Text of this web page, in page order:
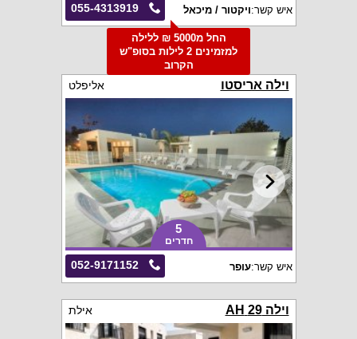
055-4313919 איש קשר:ויקטור / מיכאל
החל מ5000 ₪ ללילה
למזמינים 2 לילות בסופ"ש
הקרוב
וילה אריסטו אליפלט
5
חדרים
052-9171152 איש קשר:עופר
וילה 29 AH אילת